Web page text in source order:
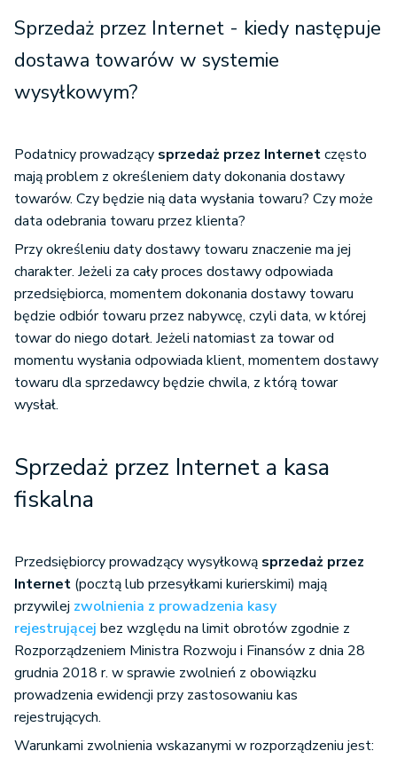
Sprzedaż przez Internet - kiedy następuje
dostawa towarów w systemie
wysyłkowym?
Podatnicy prowadzący sprzedaż przez Internetczęsto
mają problem z określeniem daty dokonania dostawy
towarów. Czy będzie nią data wysłania towaru? Czy może
data odebrania towaru przez klienta?
Przy określeniu daty dostawy towaru znaczenie ma jej
charakter. Jeżeli za cały proces dostawy odpowiada
przedsiębiorca, momentem dokonania dostawy towaru
będzie odbiór towaru przez nabywcę, czyli data, w której
towar do niego dotarł. Jeżeli natomiast za towar od
momentu wysłania odpowiada klient, momentem dostawy
towaru dla sprzedawcy będzie chwila, z którą towar
wysłał.
Sprzedaż przez Internet a kasa
fiskalna
Przedsiębiorcy prowadzący wysyłkową sprzedaż przez
Internet (pocztą lub przesyłkami kurierskimi) mają
przywilej zwolnienia z prowadzenia kasy
rejestrującej bez względu na limit obrotów zgodnie z
Rozporządzeniem Ministra Rozwoju i Finansów z dnia 28
grudnia 2018 r. w sprawie zwolnień z obowiązku
prowadzenia ewidencji przy zastosowaniu kas
rejestrujących.
Warunkami zwolnienia wskazanymi w rozporządzeniu jest: